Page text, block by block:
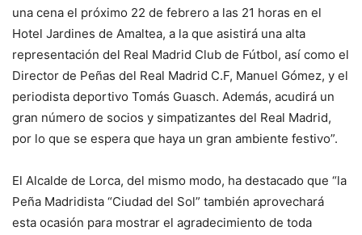
una cena el próximo 22 de febrero a las 21 horas en el
Hotel Jardines de Amaltea, a la que asistirá una alta
representación del Real Madrid Club de Fútbol, así como el
Director de Peñas del Real Madrid C.F, Manuel Gómez, y el
periodista deportivo Tomás Guasch. Además, acudirá un
gran número de socios y simpatizantes del Real Madrid,
por lo que se espera que haya un gran ambiente festivo”.
El Alcalde de Lorca, del mismo modo, ha destacado que “la
Peña Madridista “Ciudad del Sol” también aprovechará
esta ocasión para mostrar el agradecimiento de toda